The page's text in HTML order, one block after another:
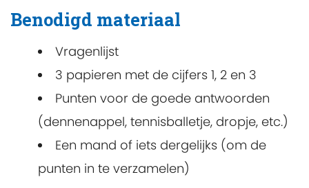
Benodigd materiaal
Vragenlijst
3 papieren met de cijfers 1, 2 en 3
Punten voor de goede antwoorden
(dennenappel, tennisballetje, dropje, etc.)
Een mand of iets dergelijks (om de
punten in te verzamelen)